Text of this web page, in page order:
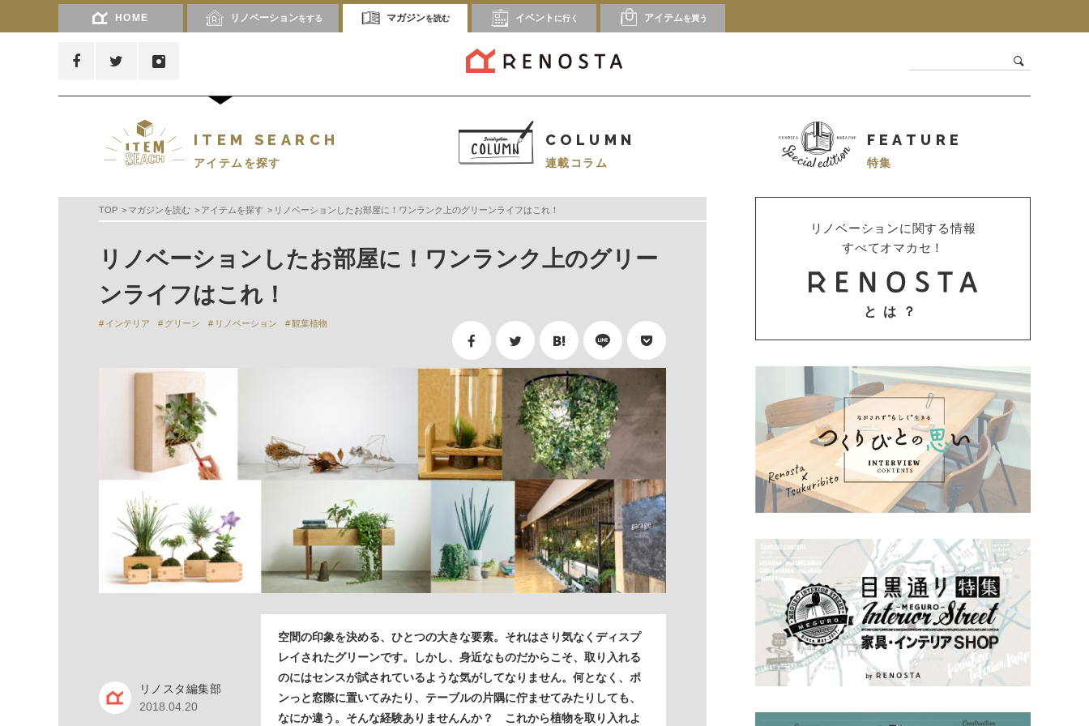
HOME リノベーションをする マガジンを読む イベント に行く アイテムを買う
ITEM SEARCH
アイテムを探す
COLUMN
連載コラム
FEATURE
特集
TOP マガジンを読む アイテムを探す リノベーションしたお部屋に！ワンランク上のグリーンライフはこれ！
リノベーションしたお部屋に！ワンランク上のグリー
ンライフはこれ！
インテリア グリーン リノベーション 観葉植物
リノスタ編集部
2018.04.20
空間の印象を決める、ひとつの大きな要素。それはさり気なくディスプ
レイされたグリーンです。しかし、身近なものだからこそ、取り入れる
のにはセンスが試されているような気がしてなりません。何となく、ポ
ンっと窓際に置いてみたり、テーブルの片隅に佇ませてみたりしても、
なにか違う。そんな経験ありませんんか？ これから植物を取り入れよ
リノベーションに関する情報
すべてオマカセ！
とは？